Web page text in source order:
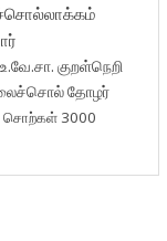
உ.வே.சா. குறள்நெறி
தோழர்
சொற்கள் 3000